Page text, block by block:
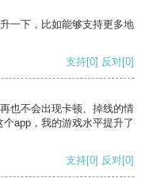
一下，比如能够支持更多地
支持[0] 反对[0]
也不会出现卡顿、掉线的情
app，我的游戏水平提升了
支持[0] 反对[0]